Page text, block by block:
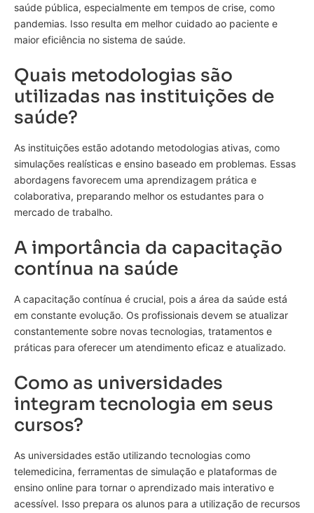
saúde pública, especialmente em tempos de crise, como
pandemias. Isso resulta em melhor cuidado ao paciente e
maior eficiência no sistema de saúde.
Quais metodologias são
utilizadas nas instituições de
saúde?
As instituições estão adotando metodologias ativas, como
simulações realísticas e ensino baseado em problemas. Essas
abordagens favorecem uma aprendizagem prática e
colaborativa, preparando melhor os estudantes para o
mercado de trabalho.
A importância da capacitação
contínua na saúde
A capacitação contínua é crucial, pois a área da saúde está
em constante evolução. Os profissionais devem se atualizar
constantemente sobre novas tecnologias, tratamentos e
práticas para oferecer um atendimento eficaz e atualizado.
Como as universidades
integram tecnologia em seus
cursos?
As universidades estão utilizando tecnologias como
telemedicina, ferramentas de simulação e plataformas de
ensino online para tornar o aprendizado mais interativo e
acessível. Isso prepara os alunos para a utilização de recursos